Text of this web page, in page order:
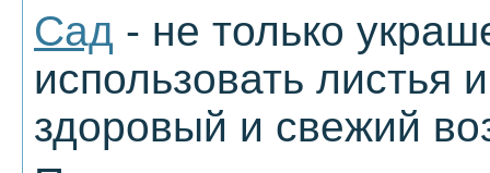
Сад - не только
использовать
здоровый и свежий